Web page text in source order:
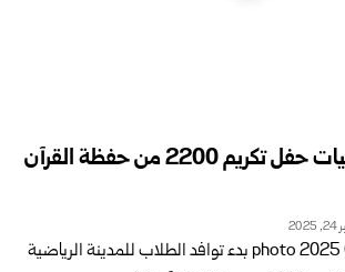
مشاهد من فعاليات حفل تكريم 2200 من حفظة القرآن